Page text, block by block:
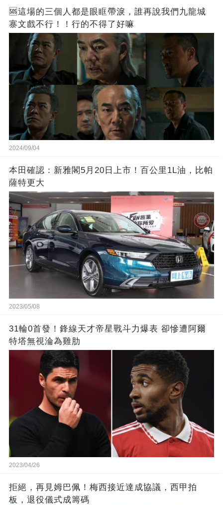
🆘這場的三個人都是眼眶帶淚，誰再說我們九龍城
寨文戲不行！！行的不得了好嘛
2024/09/04
本田確認：新雅閣5月20日上市！百公里1L油，比帕
薩特更大
2023/05/08
31輪0首發！鋒線天才帝星戰斗力爆表 卻慘遭阿爾
特塔無視淪為雞肋
2023/04/26
拒絕，再見姆巴佩！梅西接近達成協議，西甲拍
板，退役儀式成籌碼